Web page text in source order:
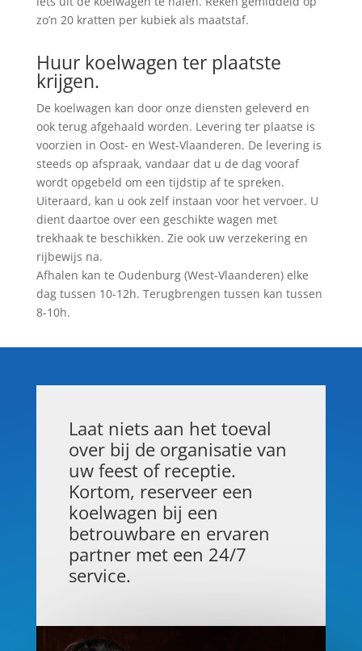
zo’n 20 kratten per kubiek als maatstaf.
Huur koelwagen ter plaatste
krijgen.
De koelwagen kan door onze diensten geleverd en
ook terug afgehaald worden. Levering ter plaatse is
voorzien in Oost- en West-Vlaanderen. De levering is
steeds op afspraak, vandaar dat u de dag vooraf
wordt opgebeld om een tijdstip af te spreken.
Uiteraard, kan u ook zelf instaan voor het vervoer. U
dient daartoe over een geschikte wagen met
trekhaak te beschikken. Zie ook uw verzekering en
rijbewijs na.
Afhalen kan te Oudenburg (West-Vlaanderen) elke
dag tussen 10-12h. Terugbrengen tussen kan tussen
8-10h.
Laat niets aan het toeval
over bij de organisatie van
uw feest of receptie.
Kortom, reserveer een
koelwagen bij een
betrouwbare en ervaren
partner met een 24/7
service.